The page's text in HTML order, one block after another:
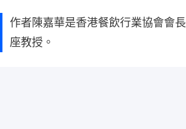
作者陳嘉華是香港餐飲行業協會會
座教授。